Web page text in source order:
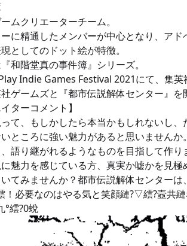
ムクリエーターチーム。
に精通したメンバーが中心となり、アド
としてのドット絵が特徴。
和階堂真の事件簿』シリーズ。
Indie Games Festival 2021にて、集
ゲームズと『都市伝説解体センター』を
イターコメント】
て、もしかしたら本当かもしれないし
ところに強い魅力があると思いません
語り継がれるようなものを目指して作り
魅力を感じている方、真実か嘘かを見
てみませんか？都市伝説解体センター
必要なのはやる気と笑顔縺?▽繧?壼共縺
°繧?0蛻